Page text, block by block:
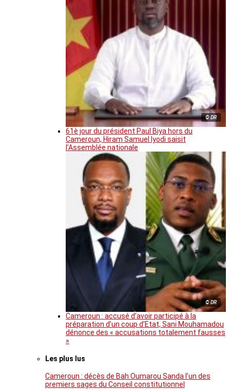
© DR
61è jour du président Paul Biya hors du
Cameroun, Hiram Samuel Iyodi saisit
l’Assemblée nationale
© DR
Cameroun : accusé d’avoir participé à la
préparation d’un coup d’Etat, Sani Mouhamadou
dénonce des « accusations totalement fausses
»
Les plus lus
Cameroun : décès de Bah Oumarou Sanda l’un des
premiers sages du Conseil constitutionnel